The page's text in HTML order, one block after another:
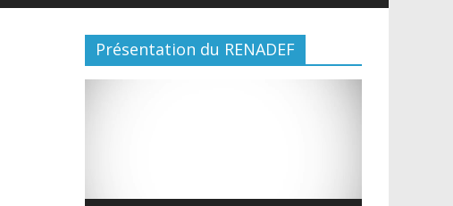
Présentation du RENADEF